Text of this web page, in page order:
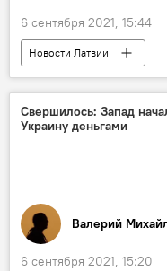
6 сентября 2021, 15:44
Новости Латвии
Рижская Восточная
Свершилось: Запад
Украину деньгами
Валерий
6 сентября 2021, 15:20